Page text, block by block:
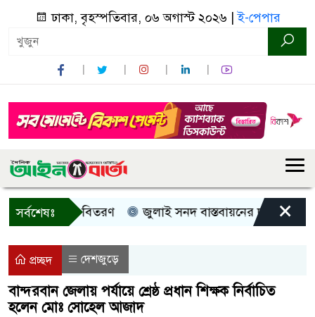
ঢাকা, বৃহস্পতিবার, ০৬ অগাস্ট ২০২৬ |ই-পেপার
সর্বশেষঃ
নগদ সহায়তা বিতরণ জুলাই সনদ বাস্তবায়নের দাবিতে×
প্রচ্ছদ দেশজুড়ে
বান্দরবান জেলায় পর্যায়ে শ্রেষ্ঠ প্রধান শিক্ষক নির্বাচিত
হলেন মোঃ সোহেল আজাদ